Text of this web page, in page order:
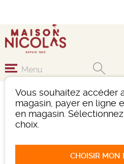
Vous souhaitez accéder
magasin, payer en ligne
en magasin.
choix.
CHOISIR MON
Menu